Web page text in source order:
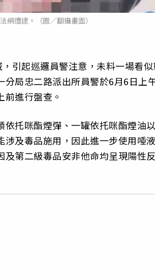
網遭逮。（圖／翻攝畫面）
引起巡邏員警注意，未料一場看
局忠二路派出所員警於6月6日上
進行盤查。
托咪酯煙彈、一罐依托咪酯煙油
及毒品施用，因此進一步使用唾
第二級毒品安非他命均呈現陽性